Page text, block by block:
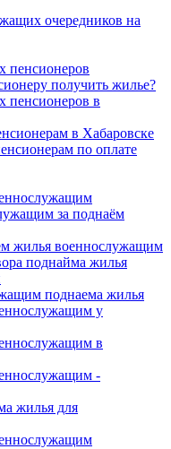
очередников на
пенсионеров
получить жилье?
пенсионеров в
в Хабаровске
по оплате
за поднаём
жилья военнослужащим
поднайма жилья
поднаема жилья
у
в
-
жилья для